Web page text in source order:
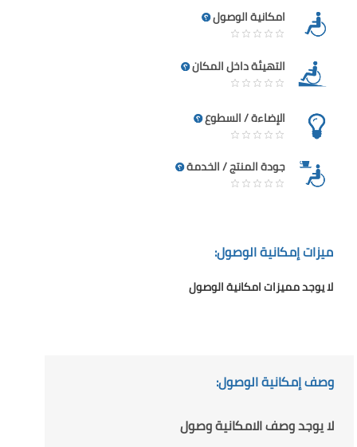
امكانية الوصول
التهيئة داخل المكان
الإضاءة / السطوع
جودة المنتج / الخدمة
ميزات إمكانية الوصول:
لا يوجد مميزات امكانية الوصول
وصف إمكانية الوصول:
لا يوجد وصف الامكانية وصول